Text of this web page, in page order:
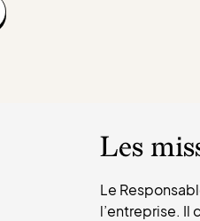
Les
Le
l’entreprise.